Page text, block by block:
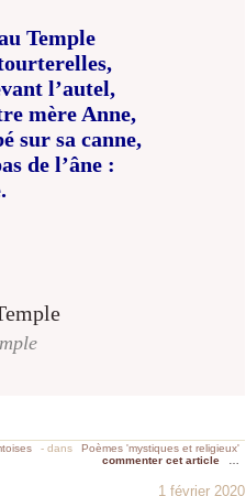
Temple
l’autel,
mère Anne,
sur sa canne,
de l’âne :
- dans
Poèmes 'mystiques et religieux'
commenter cet article
1 février 2020